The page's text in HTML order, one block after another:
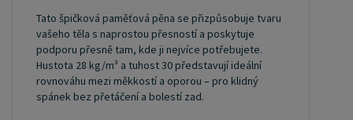
Tato špičková paměťová pěna se přizpůsobuje tvaru
vašeho těla s naprostou přesností a poskytuje
podporu přesně tam, kde ji nejvíce potřebujete.
Hustota 28 kg/m³ a tuhost 30 představují ideální
rovnováhu mezi měkkostí a oporou – pro klidný
spánek bez přetáčení a bolestí zad.